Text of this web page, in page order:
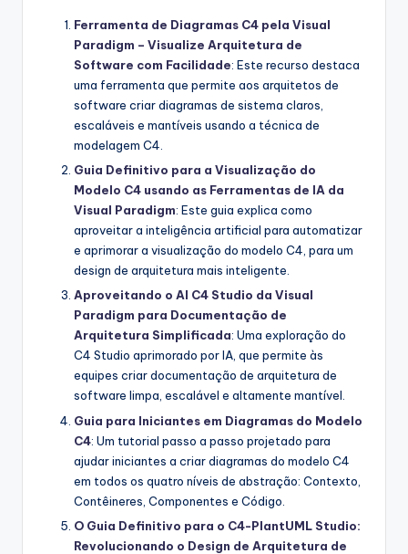
Ferramenta de Diagramas C4 pela Visual
Paradigm – Visualize Arquitetura de
Software com Facilidade: Este recurso destaca
uma ferramenta que permite aos arquitetos de
software criar diagramas de sistema claros,
escaláveis e mantíveis usando a técnica de
modelagem C4.
Guia Definitivo para a Visualização do
Modelo C4 usando as Ferramentas de IA da
Visual Paradigm: Este guia explica como
aproveitar a inteligência artificial para automatizar
e aprimorar a visualização do modelo C4, para um
design de arquitetura mais inteligente.
Aproveitando o AI C4 Studio da Visual
Paradigm para Documentação de
Arquitetura Simplificada: Uma exploração do
C4 Studio aprimorado por IA, que permite às
equipes criar documentação de arquitetura de
software limpa, escalável e altamente mantível.
Guia para Iniciantes em Diagramas do Modelo
C4: Um tutorial passo a passo projetado para
ajudar iniciantes a criar diagramas do modelo C4
em todos os quatro níveis de abstração: Contexto,
Contêineres, Componentes e Código.
O Guia Definitivo para o C4-PlantUML Studio:
Revolucionando o Design de Arquitetura de